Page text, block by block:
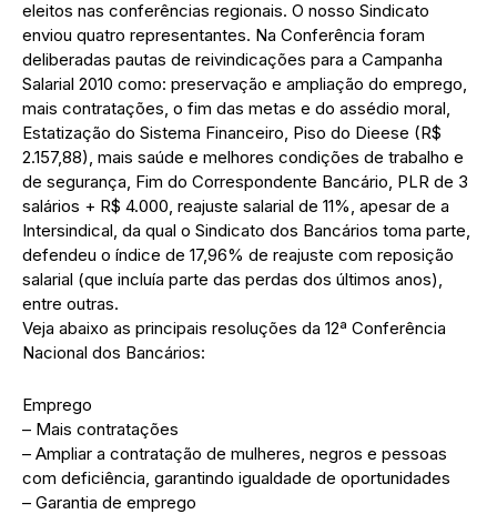
eleitos nas conferências regionais. O nosso Sindicato
enviou quatro representantes. Na Conferência foram
deliberadas pautas de reivindicações para a Campanha
Salarial 2010 como: preservação e ampliação do emprego,
mais contratações, o fim das metas e do assédio moral,
Estatização do Sistema Financeiro, Piso do Dieese (R$
2.157,88), mais saúde e melhores condições de trabalho e
de segurança, Fim do Correspondente Bancário, PLR de 3
salários + R$ 4.000, reajuste salarial de 11%, apesar de a
Intersindical, da qual o Sindicato dos Bancários toma parte,
defendeu o índice de 17,96% de reajuste com reposição
salarial (que incluía parte das perdas dos últimos anos),
entre outras.
Veja abaixo as principais resoluções da 12ª Conferência
Nacional dos Bancários:
Emprego
– Mais contratações
– Ampliar a contratação de mulheres, negros e pessoas
com deficiência, garantindo igualdade de oportunidades
– Garantia de emprego